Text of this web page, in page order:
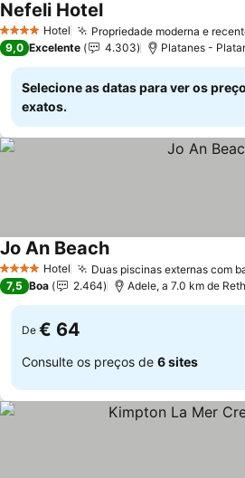
4 EstrelasHotel Propriedade moderna e
Nefeli Hotel
9,0 Excelente 4.303
Selecione as datas para ver os
exatos.
4 EstrelasHotel Duas piscinas externas com
Jo An Beach
7,5 Boa 2.464 Adele, a 7.0 km de
De € 64
Consulte os preços de 6 sites